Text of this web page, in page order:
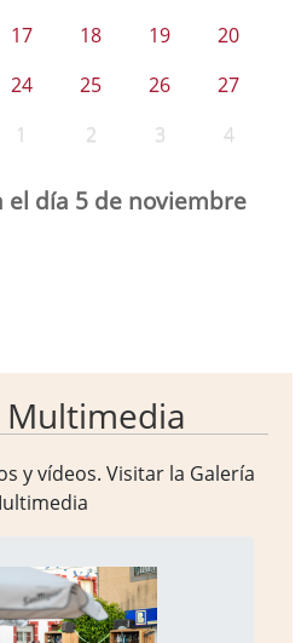
17 18 19
20
24 25 26
27
1 2 3 4
el día 5 de noviembre
Multimedia
y vídeos. Visitar la Galería